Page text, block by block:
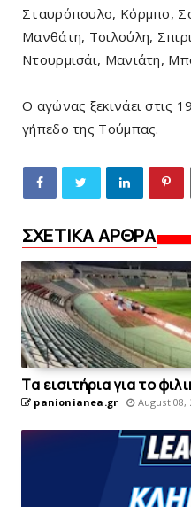
Σταυρόπουλο, Κόρμπο,
Μανθάτη, Τσιλούλη,
Ντουρμισάι, Μανιάτη,
O αγώνας ξεκινάει στις
γήπεδο της Τούμπας.
ΣΧΕΤΙΚΑ ΑΡΘΡΑ
Tα εισιτήρια για το
panionianea.gr August 08,